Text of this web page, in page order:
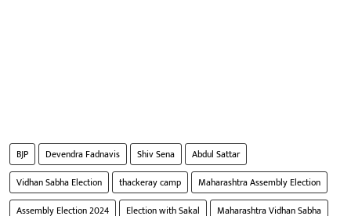
BJP Devendra Fadnavis Shiv Sena
Abdul Sattar
Vidhan Sabha Election
thackeray camp
Maharashtra Assembly Election
Assembly Election 2024
Election with Sakal Maharashtra Vidhan Sabha